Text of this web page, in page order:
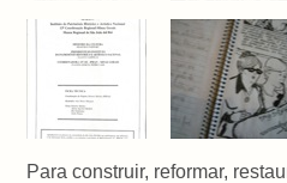
Para construir, reformar,